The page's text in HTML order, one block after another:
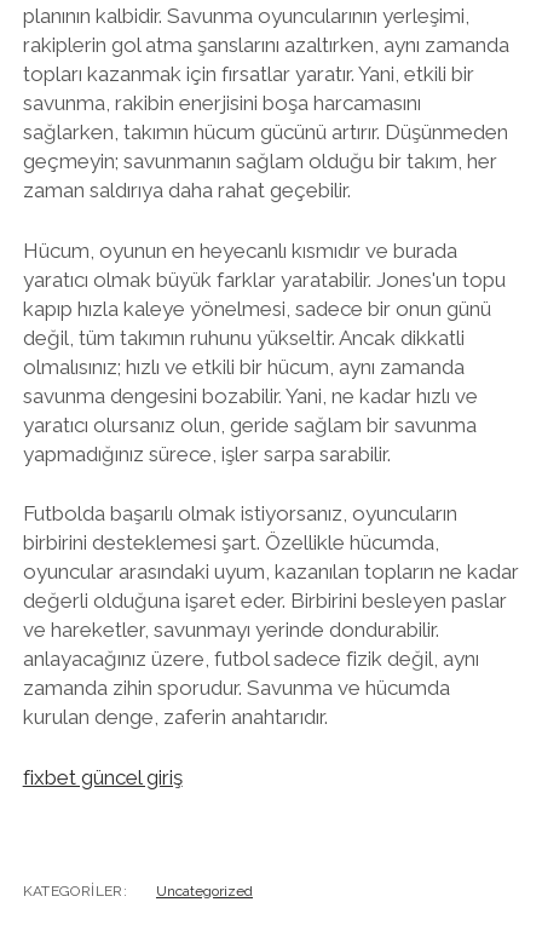
planının kalbidir. Savunma oyuncularının yerleşimi,
rakiplerin gol atma şanslarını azaltırken, aynı zamanda
topları kazanmak için fırsatlar yaratır. Yani, etkili bir
savunma, rakibin enerjisini boşa harcamasını
sağlarken, takımın hücum gücünü artırır. Düşünmeden
geçmeyin; savunmanın sağlam olduğu bir takım, her
zaman saldırıya daha rahat geçebilir.
Hücum, oyunun en heyecanlı kısmıdır ve burada
yaratıcı olmak büyük farklar yaratabilir. Jones'un topu
kapıp hızla kaleye yönelmesi, sadece bir onun günü
değil, tüm takımın ruhunu yükseltir. Ancak dikkatli
olmalısınız; hızlı ve etkili bir hücum, aynı zamanda
savunma dengesini bozabilir. Yani, ne kadar hızlı ve
yaratıcı olursanız olun, geride sağlam bir savunma
yapmadığınız sürece, işler sarpa sarabilir.
Futbolda başarılı olmak istiyorsanız, oyuncuların
birbirini desteklemesi şart. Özellikle hücumda,
oyuncular arasındaki uyum, kazanılan topların ne kadar
değerli olduğuna işaret eder. Birbirini besleyen paslar
ve hareketler, savunmayı yerinde dondurabilir.
anlayacağınız üzere, futbol sadece fizik değil, aynı
zamanda zihin sporudur. Savunma ve hücumda
kurulan denge, zaferin anahtarıdır.
fixbet güncel giriş
KATEGORILER: Uncategorized